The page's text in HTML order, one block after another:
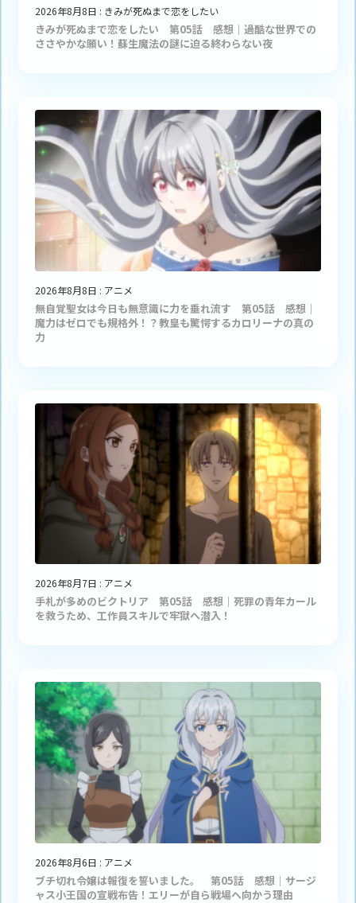
2026年8月8日 : きみが死ぬまで恋をしたい
きみが死ぬまで恋をしたい 第05話 感想｜過酷な世界での
ささやかな願い！蘇生魔法の謎に迫る終わらない夜
2026年8月8日 : アニメ
無自覚聖女は今日も無意識に力を垂れ流す 第05話 感想｜
魔力はゼロでも規格外！？教皇も驚愕するカロリーナの真の
力
2026年8月7日 : アニメ
手札が多めのビクトリア 第05話 感想｜死罪の青年カール
を救うため、工作員スキルで牢獄へ潜入！
2026年8月6日 : アニメ
ブチ切れ令嬢は報復を誓いました。 第05話 感想｜サージ
ャス小王国の宣戦布告！エリーが自ら戦場へ向かう理由